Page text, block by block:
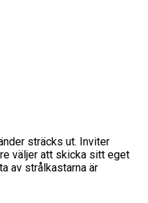
sträcks ut. Inviter
väljer att skicka sitt eget
av strålkastarna är